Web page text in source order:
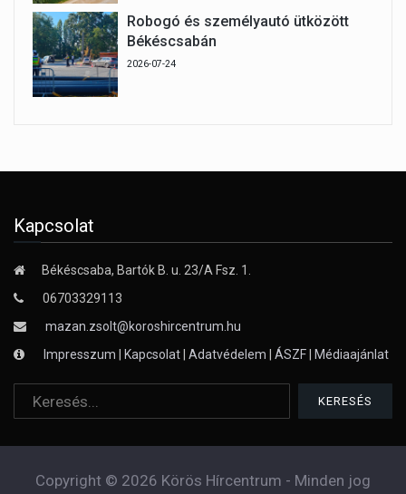
Robogó és személyautó ütközött
Békéscsabán
2026-07-24
Kapcsolat
Békéscsaba, Bartók B. u. 23/A Fsz. 1.
06703329113
mazan.zsolt@koroshircentrum.hu
Impresszum
Kapcsolat Adatvédelem ÁSZF Médiaajánlat
Copyright © 2026 Körös Hírcentrum - Minden jog